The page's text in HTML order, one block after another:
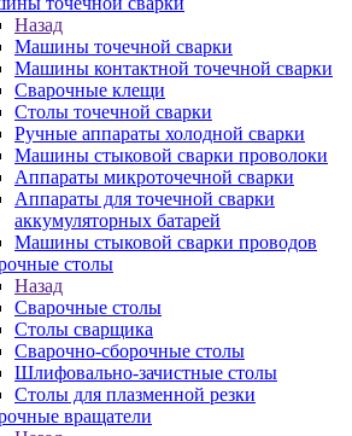
Назад
Машины точечной сварки
Машины контактной точечной сварки
Сварочные клещи
Столы точечной сварки
Ручные аппараты холодной сварки
Машины стыковой сварки проволоки
Аппараты микроточечной сварки
Аппараты для точечной сварки
аккумуляторных батарей
Машины стыковой сварки проводов
столы
Назад
Сварочные столы
Столы сварщика
Сварочно-сборочные столы
Шлифовально-зачистные столы
Столы для плазменной резки
вращатели